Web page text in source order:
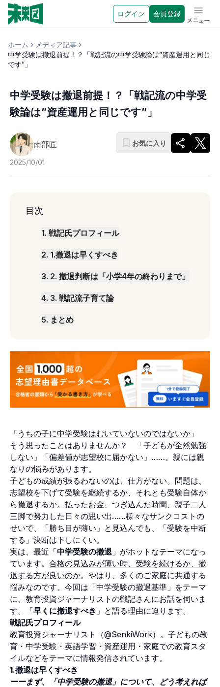
ログイン 会員登録 メニュ
ホーム
メディア記事
中学受験は撤退前提！？「戦記流の中学受験論は”資産運用と同じ
です”」
中学受験は撤退前提！？「戦記流の中学受
験論は”資産運用と同じです”」
南部匠
2025/10/01
お気に入り
目次
1. 戦記氏プロフィール
2. 1.撤退は早くすべき
3. 2. 撤退判断は「小学4年の終わりまで」
4. 3. 戦記流子育て論
5. まとめ
「 うちの子に中学受験はむいていないのではないか 」
そう思ったことはありませんか？ 「子どもが全然勉強
しない」「偏差値が志望校に届かない」……。親には親
なりの悩みがあります。
子どもの成績が振るわないのは、仕方がない。問題は、
志望校を下げて受験を継続するか、それとも受験自体か
ら撤退するか。払ったお金、つぎ込んだ時間、親子二人
三脚で努力した日々の思い出……様々なサンクコストの
せいで、「勝ち目が薄い」と見込んでも、「受験を中断
する」決断は下しにくい。
実は、最近「中学受験の撤退 」がホットなテーマになっ
ています。 合格の見込みが薄い時、受験を続けるか、撤
退する方が良いのか。やはり、多くのご家庭に共通する
悩みなのです。今回は「中学受験の撤退基準」をテーマ
に、教育投資ジャーナリストの戦記さんにお話を伺いま
す。「早くに撤退すべき 」と語る理由に迫ります。
戦記氏プロフィール
教育投資ジャーナリスト（@SenkiWork）。子どもの教
育・中学受験・英語学習・資産運用・家庭での教育スタ
イルなどをテーマに情報発信されています。
1.撤退は早くすべき
ーーまず、「中学受験の撤退」について、どう考えれば